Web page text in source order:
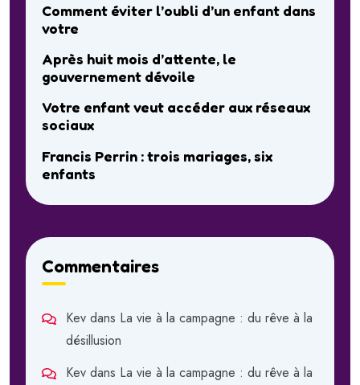
Comment éviter l’oubli d’un enfant dans
votre
Après huit mois d’attente, le
gouvernement dévoile
Votre enfant veut accéder aux réseaux
sociaux
Francis Perrin : trois mariages, six
enfants
Commentaires
Kev dans La vie à la campagne : du rêve à la
désillusion
Kev dans La vie à la campagne : du rêve à la